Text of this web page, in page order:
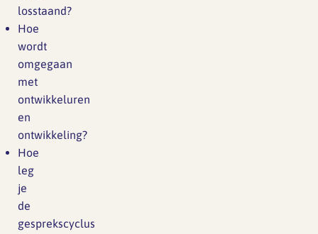
losstaand?
Hoe
wordt
omgegaan
met
ontwikkeluren
en
ontwikkeling?
Hoe
leg
je
de
gesprekscyclus